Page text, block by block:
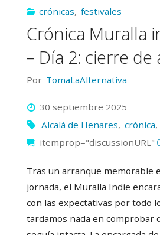
Galván
con
lleno
de
himnos,
baile
crónicas, festivales
Crónica Muralla
– Día 2: cierre de
Por TomaLaAlternativa
30 septiembre 2025
Alcalá de Henares, crónica,
itemprop="discussionURL"
Tras un arranque memorable
jornada, el Muralla Indie
con las expectativas por todo
tardamos nada en comprobar